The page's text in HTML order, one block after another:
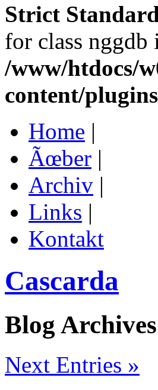
Strict
for class nggdb
/www/htdocs/
content/
Home |
Ãœber |
Archiv |
Links |
Kontakt
Cascarda
Blog Archives
Next Entries »